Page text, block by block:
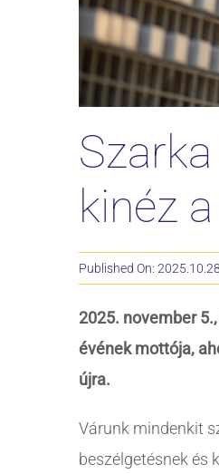
kinéz
Published On: 2025.10.28.
2025. november
évének mottója,
újra.
Várunk mindenkit
beszélgetésnek és